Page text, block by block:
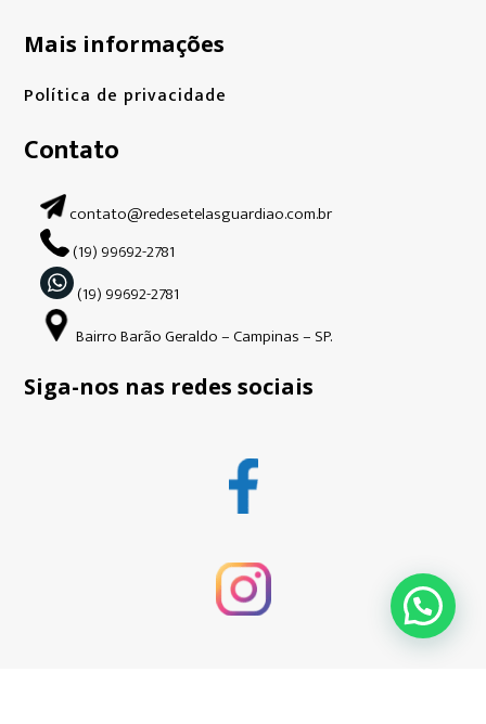
Mais informações
Política de privacidade
Contato
contato@redesetelasguardiao.com.br
(19) 99692-2781
(19) 99692-2781
Bairro Barão Geraldo – Campinas – SP.
Siga-nos nas redes sociais